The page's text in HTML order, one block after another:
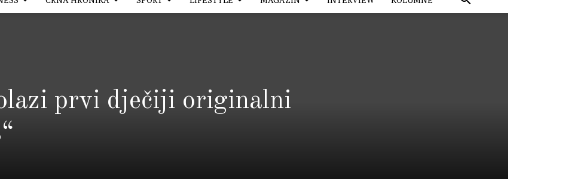
prvi dječiji originalni